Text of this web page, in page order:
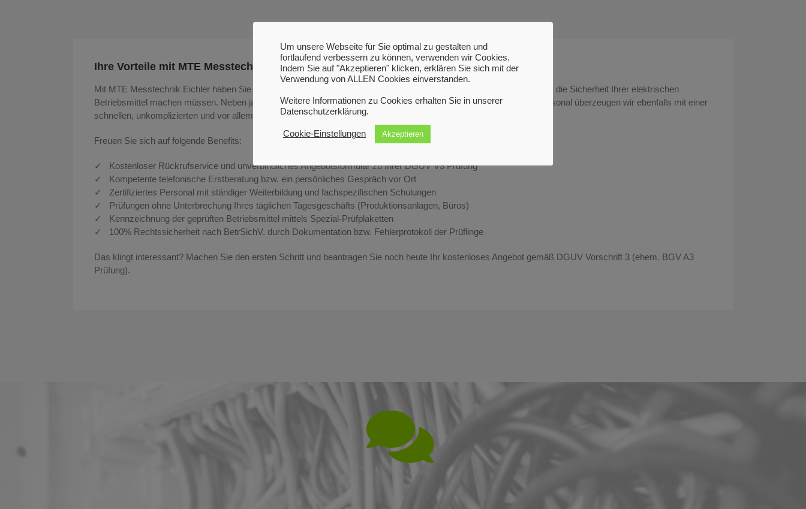
Ihre Vorteile mit MTE Messtechnik Eichler
Mit MTE Messtechnik Eichler haben Sie einen starken Partner an Ihrer Seite, bei dem Sie sich keine Sorgen mehr um die Sicherheit Ihrer elektrischen
Betriebsmittel machen müssen. Neben jahrelanger Erfahrung im Elektronik-Segment und fachlich spezialisiertem Personal überzeugen wir ebenfalls mit einer
schnellen, unkomplizierten und vor allem sicheren Prüfung Ihrer elektrischen Betriebsmittel und Anlagen.
Freuen Sie sich auf folgende Benefits:
✓ Kostenloser Rückrufservice und unverbindliches Angebotsformular zu Ihrer DGUV V3 Prüfung
✓ Kompetente telefonische Erstberatung bzw. ein persönliches Gespräch vor Ort
✓ Zertifiziertes Personal mit ständiger Weiterbildung und fachspezifischen Schulungen
✓ Prüfungen ohne Unterbrechung Ihres täglichen Tagesgeschäfts (Produktionsanlagen, Büros)
✓ Kennzeichnung der geprüften Betriebsmittel mittels Spezial-Prüfplaketten
✓ 100% Rechtssicherheit nach BetrSichV. durch Dokumentation bzw. Fehlerprotokoll der Prüflinge
Das klingt interessant? Machen Sie den ersten Schritt und beantragen Sie noch heute Ihr kostenloses Angebot gemäß DGUV Vorschrift 3 (ehem. BGV A3
Prüfung).
Um unsere Webseite für Sie optimal zu gestalten und
fortlaufend verbessern zu können, verwenden wir Cookies.
Indem Sie auf "Akzeptieren" klicken, erklären Sie sich mit der
Verwendung von ALLEN Cookies einverstanden.
Weitere Informationen zu Cookies erhalten Sie in unserer
Datenschutzerklärung.
Cookie-Einstellungen Akzeptieren